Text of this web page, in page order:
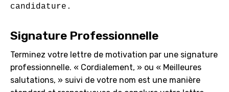
Signature Professionnelle
Terminez votre lettre de motivation par une signature
professionnelle. « Cordialement, » ou « Meilleures
salutations, » suivi de votre nom est une manière